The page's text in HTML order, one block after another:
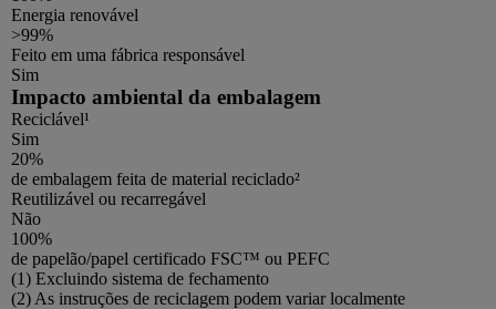
Energia renovável
>99%
Feito em uma fábrica responsável
Sim
Impacto ambiental da embalagem
Reciclável¹
Sim
20%
de embalagem feita de material reciclado²
Reutilizável ou recarregável
Não
100%
de papelão/papel certificado FSC™ ou PEFC
Footnotes
(1) Excluindo sistema de fechamento
(2) As instruções de reciclagem podem variar localmente